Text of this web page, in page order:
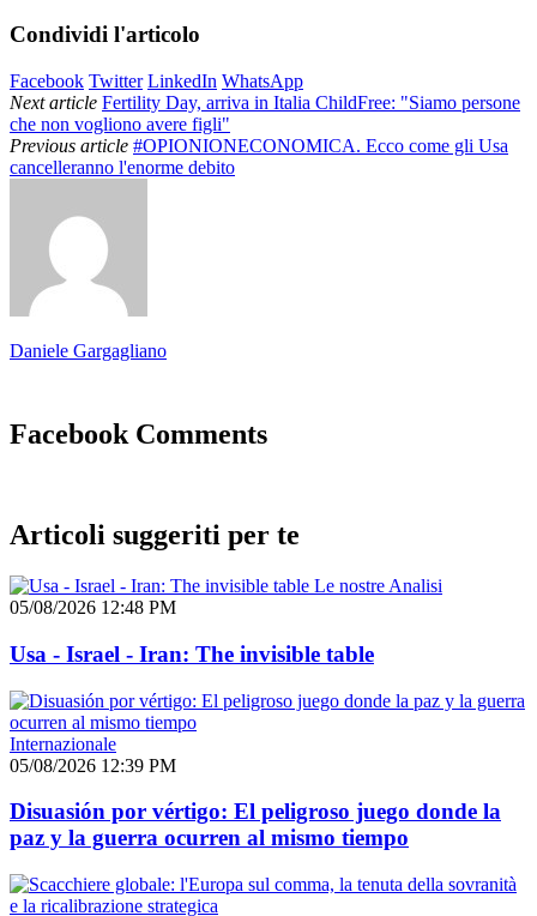
Condividi l'articolo
Facebook Twitter LinkedIn WhatsApp
Next article Fertility Day, arriva in Italia ChildFree: "Siamo persone
che non vogliono avere figli"
Previous article #OPIONIONECONOMICA. Ecco come gli Usa
cancelleranno l'enorme debito
Daniele Gargagliano
Facebook Comments
Articoli suggeriti per te
Le nostre Analisi
05/08/2026 12:48 PM
Usa - Israel - Iran: The invisible table
Internazionale
05/08/2026 12:39 PM
Disuasión por vértigo: El peligroso juego donde la
paz y la guerra ocurren al mismo tiempo